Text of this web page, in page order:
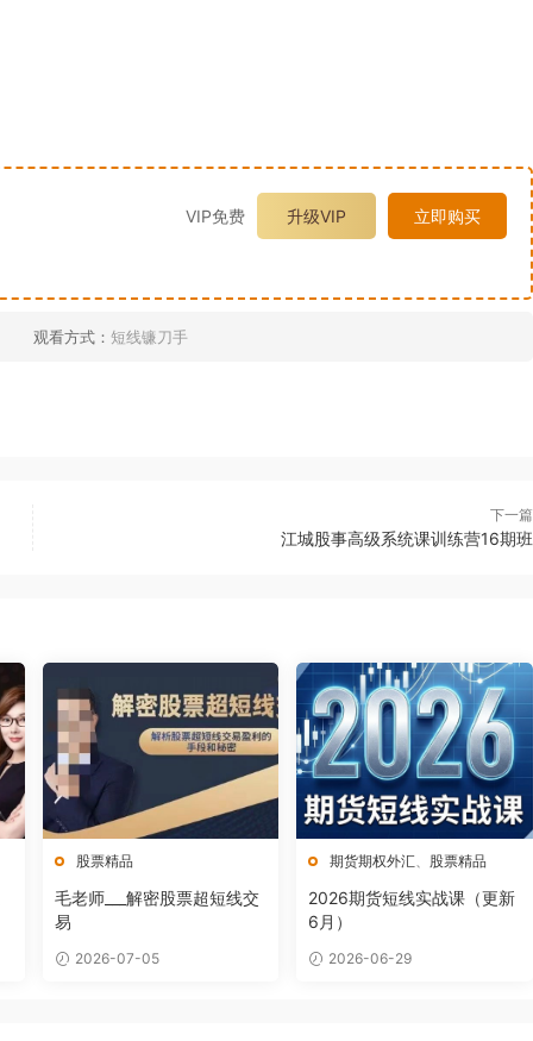
VIP免费 升级VIP 立即购买
观看方式： 短线镰刀手
下一篇
江城股事高级系统课训练营16期班
股票精品
毛老师___解密股票超短线交
易
2026-07-05
期货期权外汇、 股票精品
2026期货短线实战课（更新
6月）
2026-06-29